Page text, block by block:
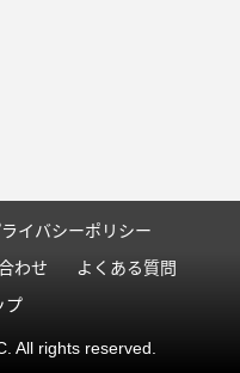
イバシーポリシー
わせ
よくある質問
プ
All rights reserved.